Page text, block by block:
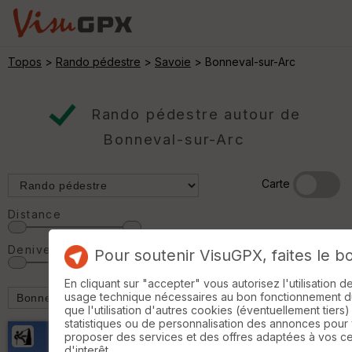
Topos > Rando pédestre > Savoie > Bonneval-sur-Arc
Rando pédestre autour de
Bonneval-sur-Arc
Carte
Distance
Denivelé Pour soutenir VisuGPX, faites le
En cliquant sur "accepter" vous autorisez l'utilisation
usage technique nécessaires au bon fonctionnement
que l'utilisation d'autres cookies (éventuellement
statistiques ou de personnalisation des annonces pour
proposer des services et des offres adaptées à vos